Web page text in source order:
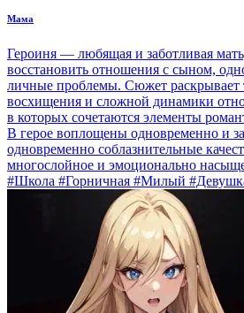
Мама
Героиня — любящая и заботливая
восстановить отношения с сыном,
личные проблемы. Сюжет
восхищения и сложной динамики
в которых сочетаются элементы
В герое воплощены одновременно и
одновременно соблазнительные
многослойное и эмоционально
#Школа #Горничная #Милый